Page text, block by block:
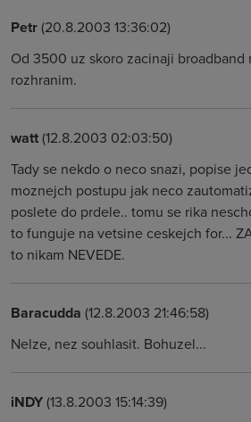
Petr(20.8.2003 13:36:02)
Od 3500 uz skoro zacinaji broadband
rozhranim.
watt(12.8.2003 02:03:50)
Tady se nekdo o neco snazi, popise
moznejch postupu jak neco
poslete do prdele.. tomu se rika
to funguje na vetsine ceskejch for...
to nikam NEVEDE.
Baracudda (12.8.2003 21:46:58)
Nelze, nez souhlasit. Bohuzel...
iNDY(13.8.2003 15:14:39)